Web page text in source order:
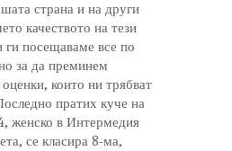
страна и на други
качеството на тези
ги посещаваме все по
за да преминем
които ни трябват
пратих куче на
женско в Интермедия
се класира 8-ма,